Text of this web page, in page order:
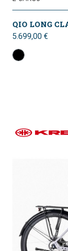
5.699,00 €